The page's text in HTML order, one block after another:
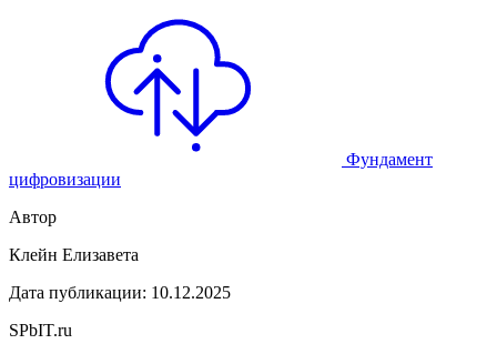
Фундамент
цифровизации
Автор
Клейн Елизавета
Дата публикации: 10.12.2025
SPbIT.ru